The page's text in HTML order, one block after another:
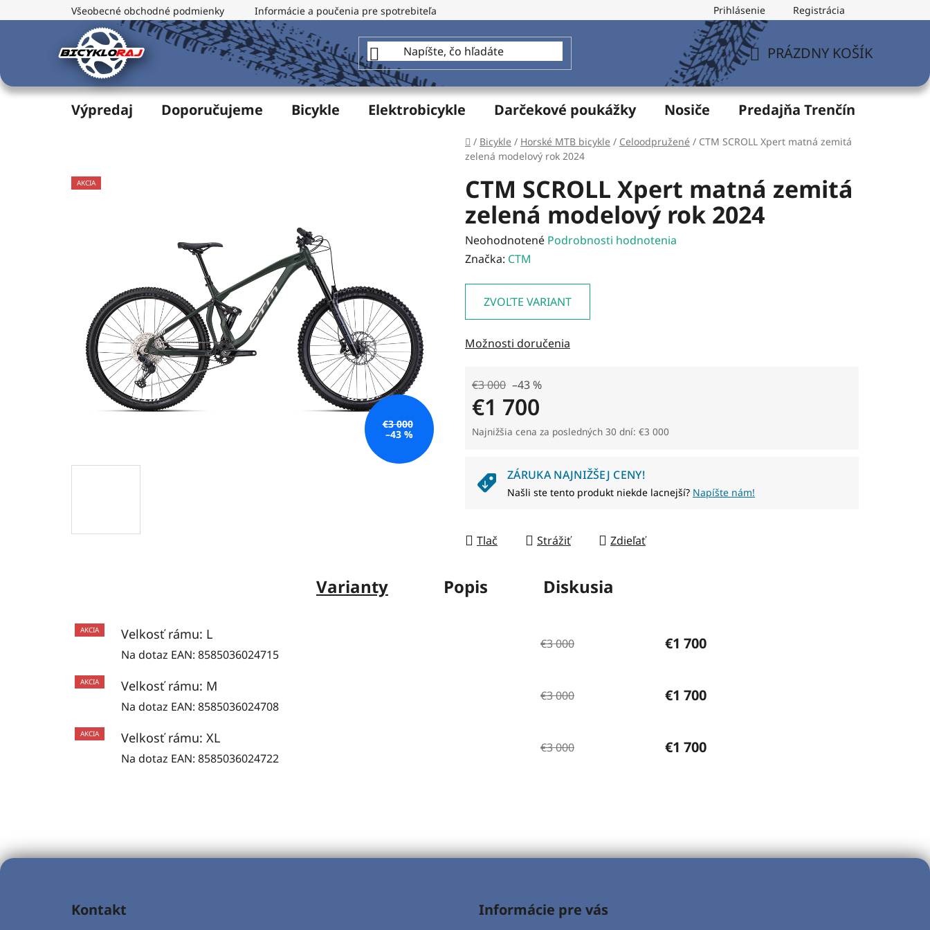
na
Všeobecné obchodné podmienky Informácie a poučenia pre spotrebiteľa Formulár na odstúpenie od zmluvy
Prihlásenie Registrácia
KOŠÍK
PRÁZDNY KOŠÍK
Výpredaj Doporučujeme Bicykle Elektrobicykle Darčekové poukážky Nosiče Predajňa Trenčín
Domov
/ Bicykle / Horské MTB bicykle / Celoodpružené / CTM SCROLL Xpert matná zemitá
zelená modelový rok 2024
CTM SCROLL Xpert matná zemitá
zelená modelový rok 2024
Priemerné
hodnotenie
5
Neohodnotené Podrobnosti hodnotenia
Značka: CTM
ZVOĽTE VARIANT
Možnosti doručenia
€3 000 –43 %
€1 700
Jednotková cena:
Najnižšia cena za posledných 30 dní: €3 000
ZÁRUKA NAJNIŽŠEJ CENY!
Našli ste tento produkt niekde lacnejší? Napíšte nám!
Tlač Strážiť Zdieľať
AKCIA
€3 000
–43 %
Varianty Popis Diskusia
AKCIA Velkosť rámu: L
Na dotaz EAN: 8585036024715
€3 000 €1 700
AKCIA Velkosť rámu: M
Na dotaz EAN: 8585036024708
€3 000 €1 700
AKCIA Velkosť rámu: XL
Na dotaz EAN: 8585036024722
€3 000 €1 700
Kontakt Informácie pre vás